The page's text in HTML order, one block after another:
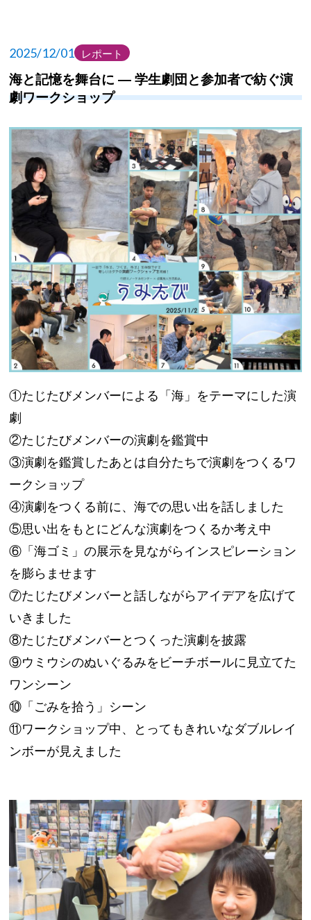
2025/12/01 レポート
海と記憶を舞台に — 学生劇団と参加者で紡ぐ演
劇ワークショップ
①たじたびメンバーによる「海」をテーマにした演
劇
②たじたびメンバーの演劇を鑑賞中
③演劇を鑑賞したあとは自分たちで演劇をつくるワ
ークショップ
④演劇をつくる前に、海での思い出を話しました
⑤思い出をもとにどんな演劇をつくるか考え中
⑥「海ゴミ」の展示を見ながらインスピレーション
を膨らませます
⑦たじたびメンバーと話しながらアイデアを広げて
いきました
⑧たじたびメンバーとつくった演劇を披露
⑨ウミウシのぬいぐるみをビーチボールに見立てた
ワンシーン
⑩「ごみを拾う」シーン
⑪ワークショップ中、とってもきれいなダブルレイ
ンボーが見えました